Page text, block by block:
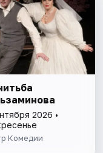
2026 •
Комедии